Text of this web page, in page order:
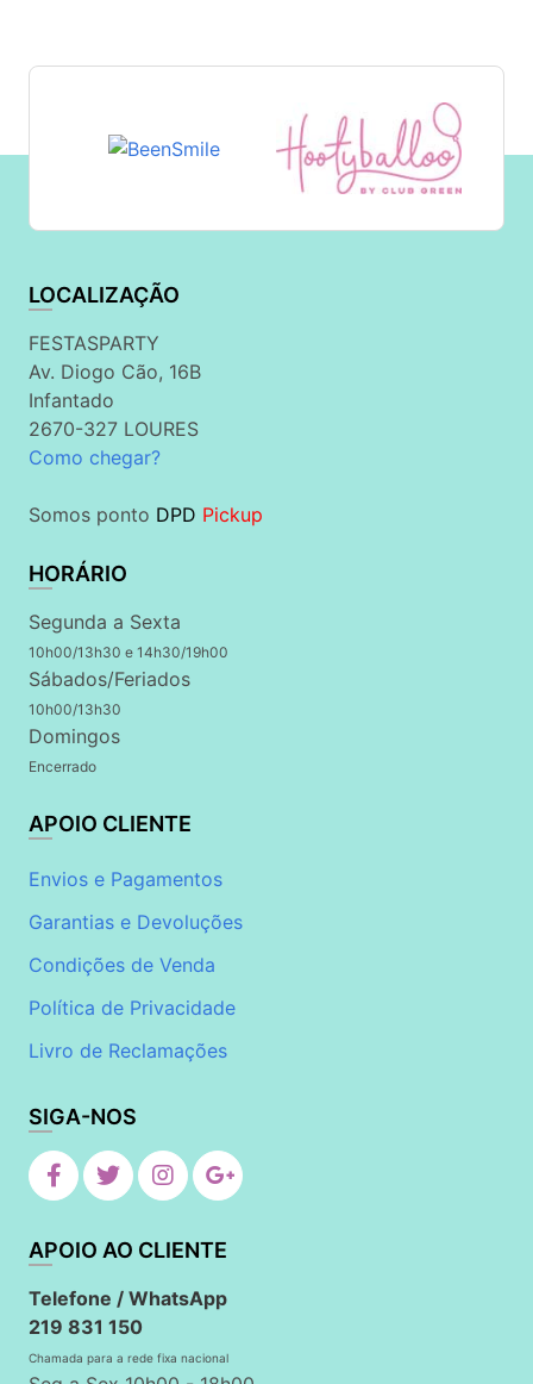
LOCALIZAÇÃO
FESTASPARTY
Av. Diogo Cão, 16B
Infantado
2670-327 LOURES
Como chegar?
Somos ponto DPD Pickup
HORÁRIO
Segunda a Sexta
10h00/13h30 e 14h30/19h00
Sábados/Feriados
10h00/13h30
Domingos
Encerrado
APOIO CLIENTE
Envios e Pagamentos
Garantias e Devoluções
Condições de Venda
Política de Privacidade
Livro de Reclamações
SIGA-NOS
APOIO AO CLIENTE
Telefone / WhatsApp
219 831 150
Chamada para a rede fixa nacional